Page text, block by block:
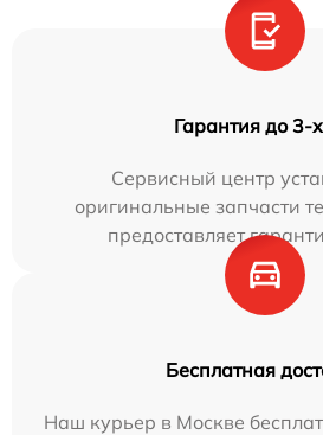
Гарантия до 3-
Сервисный центр
оригинальные запчасти
предоставляет
Бесплатная
Наш курьер в Москве